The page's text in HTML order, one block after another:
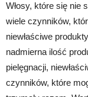
Włosy, które się nie
wiele czynników,
niewłaściwe
nadmierna ilość
pielęgnacji,
czynników, które